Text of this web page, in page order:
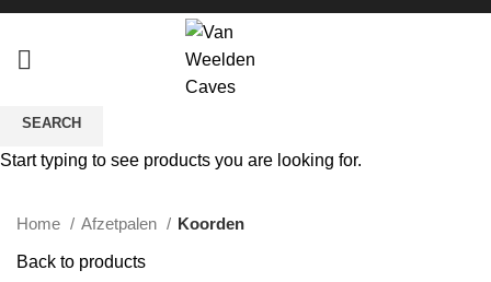
Click to enlarge
Home Afzetpalen Koorden
Back to products
SEARCH
Start typing to see products you are looking for.